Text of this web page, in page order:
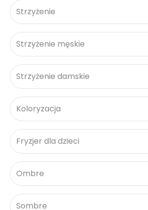
Strzyżenie
Strzyżenie męskie
Strzyżenie damskie
Koloryzacja
Fryzjer dla dzieci
Ombre
Sombre